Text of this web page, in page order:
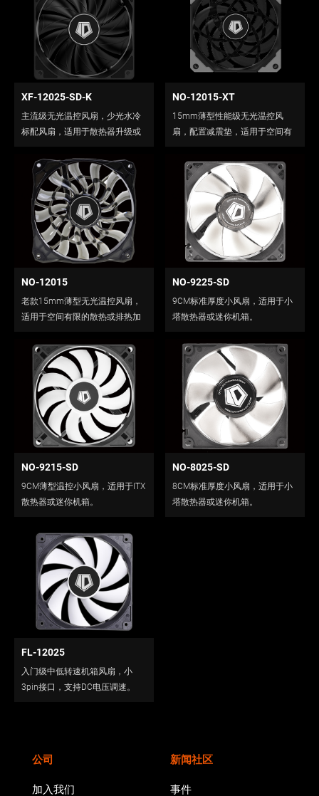
XF-12025-SD-K
主流级无光温控风扇，少光水冷
标配风扇，适用于散热器升级或
NO-12015-XT
15mm薄型性能级无光温控风
扇，配置减震垫，适用于空间有
NO-12015
老款15mm薄型无光温控风扇，
适用于空间有限的散热或排热加
NO-9225-SD
9CM标准厚度小风扇，适用于小
塔散热器或迷你机箱。
NO-9215-SD
9CM薄型温控小风扇，适用于ITX
散热器或迷你机箱。
NO-8025-SD
8CM标准厚度小风扇，适用于小
塔散热器或迷你机箱。
FL-12025
入门级中低转速机箱风扇，小
3pin接口，支持DC电压调速。
公司
加入我们
新闻社区
事件